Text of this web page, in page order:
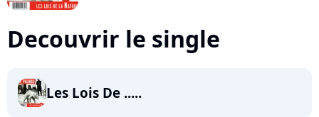
Decouvrir le single
Les Lois De .....